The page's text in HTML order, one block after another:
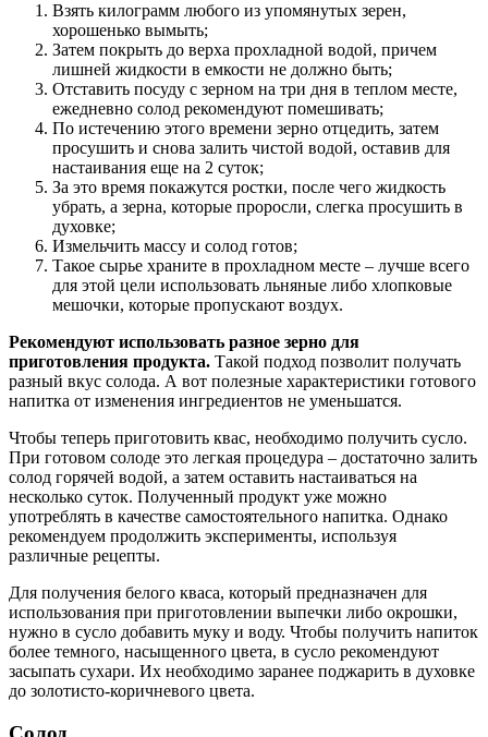
Взять килограмм любого из упомянутых зерен,
хорошенько вымыть;
Затем покрыть до верха прохладной водой, причем
лишней жидкости в емкости не должно быть;
Отставить посуду с зерном на три дня в теплом месте,
ежедневно солод рекомендуют помешивать;
По истечению этого времени зерно отцедить, затем
просушить и снова залить чистой водой, оставив для
настаивания еще на 2 суток;
За это время покажутся ростки, после чего жидкость
убрать, а зерна, которые проросли, слегка просушить в
духовке;
Измельчить массу и солод готов;
Такое сырье храните в прохладном месте – лучше всего
для этой цели использовать льняные либо хлопковые
мешочки, которые пропускают воздух.
Рекомендуют использовать разное зерно для
приготовления продукта. Такой подход позволит получать
разный вкус солода. А вот полезные характеристики готового
напитка от изменения ингредиентов не уменьшатся.
Чтобы теперь приготовить квас, необходимо получить сусло.
При готовом солоде это легкая процедура – достаточно залить
солод горячей водой, а затем оставить настаиваться на
несколько суток. Полученный продукт уже можно
употреблять в качестве самостоятельного напитка. Однако
рекомендуем продолжить эксперименты, используя
различные рецепты.
Для получения белого кваса, который предназначен для
использования при приготовлении выпечки либо окрошки,
нужно в сусло добавить муку и воду. Чтобы получить напиток
более темного, насыщенного цвета, в сусло рекомендуют
засыпать сухари. Их необходимо заранее поджарить в духовке
до золотисто-коричневого цвета.